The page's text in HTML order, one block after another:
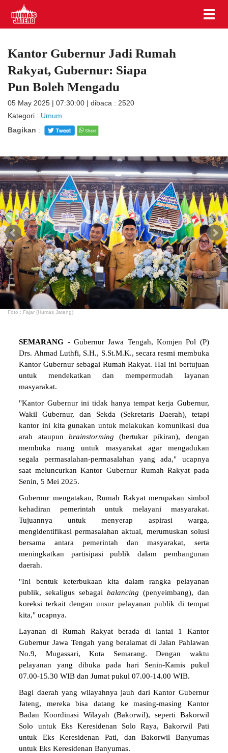
Kantor Gubernur Jadi Rumah
Rakyat, Gubernur: Siapa
Pun Boleh Mengadu
05 May 2025 | 07:30:00 | dibaca : 2520
Kategori : Umum
Bagikan :
Foto : Fajar (Humas Jateng)
SEMARANG - Gubernur Jawa Tengah, Komjen Pol (P)
Drs. Ahmad Luthfi, S.H., S.St.M.K., secara resmi membuka
Kantor Gubernur sebagai Rumah Rakyat. Hal ini bertujuan
untuk mendekatkan dan mempermudah layanan
masyarakat.
"Kantor Gubernur ini tidak hanya tempat kerja Gubernur,
Wakil Gubernur, dan Sekda (Sekretaris Daerah), tetapi
kantor ini kita gunakan untuk melakukan komunikasi dua
arah ataupun brainstorming(bertukar pikiran), dengan
membuka ruang untuk masyarakat agar mengadukan
segala permasalahan-permasalahan yang ada," ucapnya
saat meluncurkan Kantor Gubernur Rumah Rakyat pada
Senin, 5 Mei 2025.
Gubernur mengatakan, Rumah Rakyat merupakan simbol
kehadiran pemerintah untuk melayani masyarakat.
Tujuannya untuk menyerap aspirasi warga,
mengidentifikasi permasalahan aktual, merumuskan solusi
bersama antara pemerintah dan masyarakat, serta
meningkatkan partisipasi publik dalam pembangunan
daerah.
"Ini bentuk keterbukaan kita dalam rangka pelayanan
publik, sekaligus sebagai balancing (penyeimbang), dan
koreksi terkait dengan unsur pelayanan publik di tempat
kita," ucapnya.
Layanan di Rumah Rakyat berada di lantai 1 Kantor
Gubernur Jawa Tengah yang beralamat di Jalan Pahlawan
No.9, Mugassari, Kota Semarang. Dengan waktu
pelayanan yang dibuka pada hari Senin-Kamis pukul
07.00-15.30 WIB dan Jumat pukul 07.00-14.00 WIB.
Bagi daerah yang wilayahnya jauh dari Kantor Gubernur
Jateng, mereka bisa datang ke masing-masing Kantor
Badan Koordinasi Wilayah (Bakorwil), seperti Bakorwil
Solo untuk Eks Keresidenan Solo Raya, Bakorwil Pati
untuk Eks Keresidenan Pati, dan Bakorwil Banyumas
untuk Eks Keresidenan Banyumas.